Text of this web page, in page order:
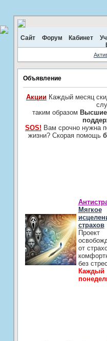
Сайт Форум Кабинет
Объявление
АкцииКаждый месяц
таким образом
SOS! Вам срочно нужна
жизни? Скорая помощь
Мягкое
страхов
Проект
от
без
Каждый